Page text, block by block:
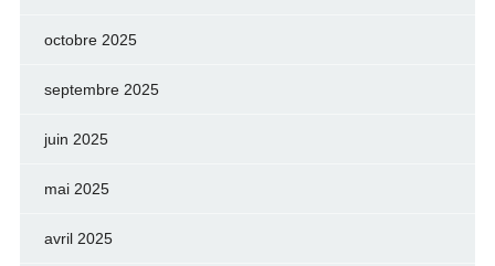
octobre 2025
septembre 2025
juin 2025
mai 2025
avril 2025